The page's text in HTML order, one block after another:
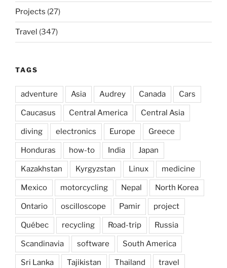
Projects (27)
Travel (347)
TAGS
adventure Asia Audrey Canada Cars
Caucasus Central America Central Asia
diving electronics Europe Greece
Honduras how-to India Japan
Kazakhstan Kyrgyzstan Linux medicine
Mexico motorcycling Nepal North Korea
Ontario oscilloscope Pamir project
Québec recycling Road-trip Russia
Scandinavia software South America
Sri Lanka Tajikistan Thailand travel